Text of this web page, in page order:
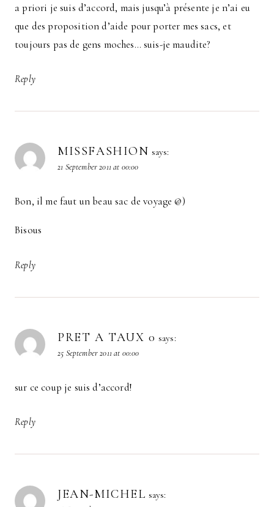
a priori je suis d’accord, mais jusqu’à présente je n’ai eu
que des proposition d’aide pour porter mes sacs, et
toujours pas de gens moches… suis-je maudite?
Reply
MISSFASHION says:
21 September 2011 at 00:00
Bon, il me faut un beau sac de voyage @)
Bisous
Reply
PRET A TAUX 0 says:
25 September 2011 at 00:00
sur ce coup je suis d’accord!
Reply
JEAN-MICHEL says: